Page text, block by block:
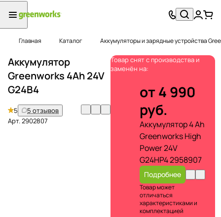
Главная Каталог Аккумуляторы и зарядные устройства
Аккумулятор
Greenworks 4Ah 24V
G24B4
5
5 отзывов
Арт.2902807
Товар снят с производства и
заменён на:
от 4 990
руб.
Аккумулятор 4 Ah
Greenworks High
Power 24V
G24HP4 2958907
Подробнее
Товар может
отличаться
характеристиками и
комплектацией